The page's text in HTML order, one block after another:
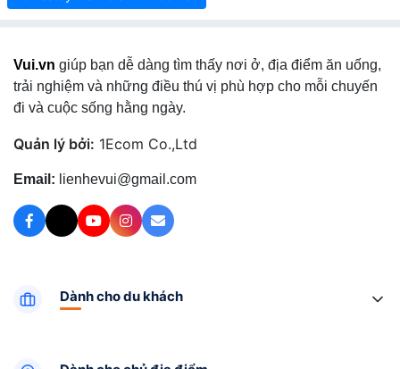
Vui.vn giúp bạn dễ dàng tìm thấy nơi ở, địa điểm ăn uống,
trải nghiệm và những điều thú vị phù hợp cho mỗi chuyến
đi và cuộc sống hằng ngày.
Quản lý bởi: 1Ecom Co.,Ltd
Email: lienhevui@gmail.com
Dành cho du khách